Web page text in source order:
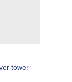
tower